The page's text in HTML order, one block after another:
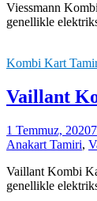
Viessmann
genellikle
Kombi Kart
Vaillant
1 Temmuz, 2020
Anakart Tamiri,
Vaillant Kombi
genellikle